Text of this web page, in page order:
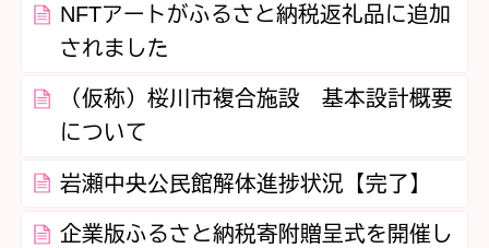
NFTアートがふるさと納税返礼品に追加
されました
（仮称）桜川市複合施設 基本設計概要
について
岩瀬中央公民館解体進捗状況【完了】
企業版ふるさと納税寄附贈呈式を開催し